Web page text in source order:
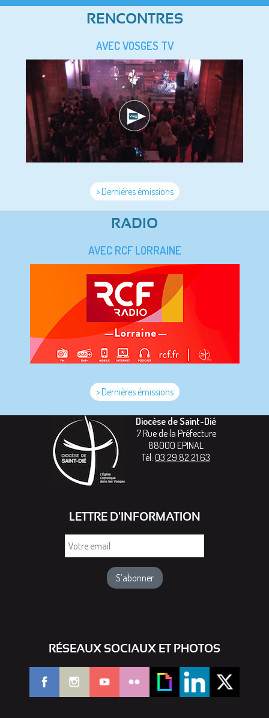
RENCONTRES
AVEC VOSGES TV
> Dernières émissions
RADIO
AVEC RCF LORRAINE
> Dernières émissions
Diocèse de Saint-Dié
7 Rue de la Préfecture
88000 EPINAL
Tél: 03 29 82 21 63
LETTRE D'INFORMATION
RÉSEAUX SOCIAUX ET PHOTOS